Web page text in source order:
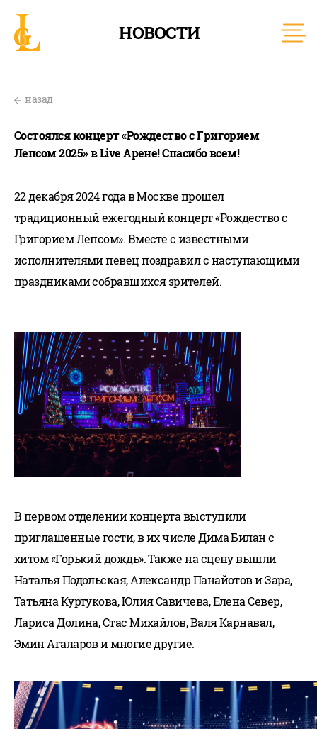
НОВОСТИ
назад
Состоялся концерт «Рождество с Григорием
Лепсом 2025» в Live Арене! Спасибо всем!
22 декабря 2024 года в Москве прошел
традиционный ежегодный концерт «Рождество с
Григорием Лепсом». Вместе с известными
исполнителями певец поздравил с наступающими
праздниками собравшихся зрителей.
В первом отделении концерта выступили
приглашенные гости, в их числе Дима Билан с
хитом «Горький дождь». Также на сцену вышли
Наталья Подольская, Александр Панайотов и Зара,
Татьяна Куртукова, Юлия Савичева, Елена Север,
Лариса Долина, Стас Михайлов, Валя Карнавал,
Эмин Агаларов и многие другие.